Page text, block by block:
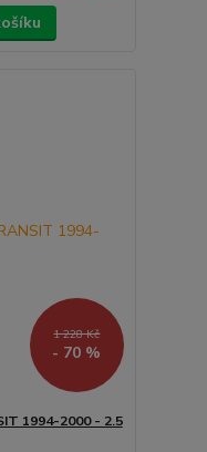
1 228 Kč
- 70 %
1994-2000 - 2.5